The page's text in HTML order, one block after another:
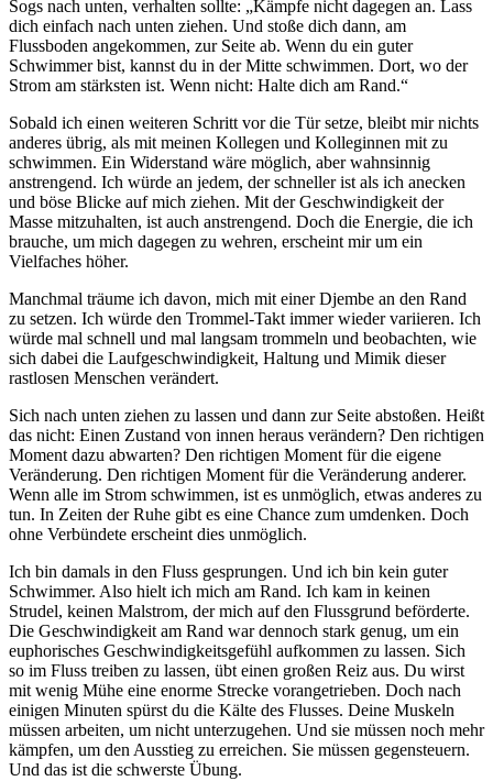
Sogs nach unten, verhalten sollte: „Kämpfe nicht dagegen an. Lass
dich einfach nach unten ziehen. Und stoße dich dann, am
Flussboden angekommen, zur Seite ab. Wenn du ein guter
Schwimmer bist, kannst du in der Mitte schwimmen. Dort, wo der
Strom am stärksten ist. Wenn nicht: Halte dich am Rand.“
Sobald ich einen weiteren Schritt vor die Tür setze, bleibt mir nichts
anderes übrig, als mit meinen Kollegen und Kolleginnen mit zu
schwimmen. Ein Widerstand wäre möglich, aber wahnsinnig
anstrengend. Ich würde an jedem, der schneller ist als ich anecken
und böse Blicke auf mich ziehen. Mit der Geschwindigkeit der
Masse mitzuhalten, ist auch anstrengend. Doch die Energie, die ich
brauche, um mich dagegen zu wehren, erscheint mir um ein
Vielfaches höher.
Manchmal träume ich davon, mich mit einer Djembe an den Rand
zu setzen. Ich würde den Trommel-Takt immer wieder variieren. Ich
würde mal schnell und mal langsam trommeln und beobachten, wie
sich dabei die Laufgeschwindigkeit, Haltung und Mimik dieser
rastlosen Menschen verändert.
Sich nach unten ziehen zu lassen und dann zur Seite abstoßen. Heißt
das nicht: Einen Zustand von innen heraus verändern? Den richtigen
Moment dazu abwarten? Den richtigen Moment für die eigene
Veränderung. Den richtigen Moment für die Veränderung anderer.
Wenn alle im Strom schwimmen, ist es unmöglich, etwas anderes zu
tun. In Zeiten der Ruhe gibt es eine Chance zum umdenken. Doch
ohne Verbündete erscheint dies unmöglich.
Ich bin damals in den Fluss gesprungen. Und ich bin kein guter
Schwimmer. Also hielt ich mich am Rand. Ich kam in keinen
Strudel, keinen Malstrom, der mich auf den Flussgrund beförderte.
Die Geschwindigkeit am Rand war dennoch stark genug, um ein
euphorisches Geschwindigkeitsgefühl aufkommen zu lassen. Sich
so im Fluss treiben zu lassen, übt einen großen Reiz aus. Du wirst
mit wenig Mühe eine enorme Strecke vorangetrieben. Doch nach
einigen Minuten spürst du die Kälte des Flusses. Deine Muskeln
müssen arbeiten, um nicht unterzugehen. Und sie müssen noch mehr
kämpfen, um den Ausstieg zu erreichen. Sie müssen gegensteuern.
Und das ist die schwerste Übung.